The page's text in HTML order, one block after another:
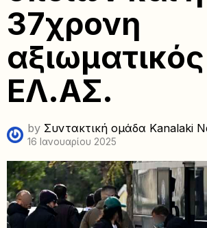
37χρονη
ΕΛ.ΑΣ.
by Συντακτική ομάδα Kanalaki
16 Ιανουαρίου 2025